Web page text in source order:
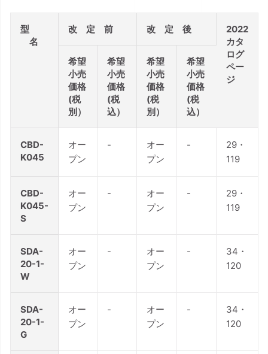
型
名
改 定 前 改 定 後
2022
カタ
ログ
ペー
ジ
希望
小売
価格
(税
別）
希望
小売
価格
(税
込）
希望
小売
価格
(税
別）
希望
小売
価格
(税
込）
CBD-
K045
オー
プン
-
オー
プン
-
29・
119
CBD-
K045-
S
オー
プン
-
オー
プン
-
29・
119
SDA-
20-1-
W
オー
プン
-
オー
プン
-
34・
120
SDA-
20-1-
G
オー
プン
-
オー
プン
-
34・
120